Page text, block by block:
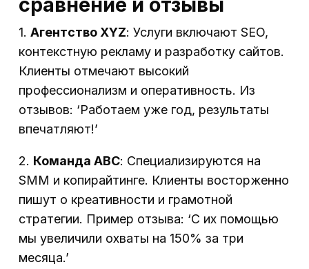
1. Агентство XYZ: Услуги включают SEO,
контекстную рекламу и разработку сайтов.
Клиенты отмечают высокий
профессионализм и оперативность. Из
отзывов: ‘Работаем уже год, результаты
впечатляют!’
2. Команда ABC: Специализируются на
SMM и копирайтинге. Клиенты восторженно
пишут о креативности и грамотной
стратегии. Пример отзыва: ‘С их помощью
мы увеличили охваты на 150% за три
месяца.’